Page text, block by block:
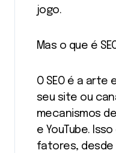
jogo.
Mas o que é
O SEO é a arte
seu site ou
mecanismos
e YouTube.
fatores, desde